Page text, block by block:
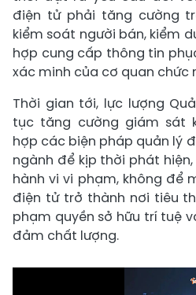
điện tử phải tăng cường
kiểm soát người bán, kiểm
hợp cung cấp thông tin
xác minh của cơ quan chức
Thời gian tới, lực lượng
tục tăng cường giám sát
hợp các biện pháp quản lý
ngành để kịp thời phát
hành vi vi phạm, không để
điện tử trở thành nơi tiêu
phạm quyền sở hữu trí tuệ
đảm chất lượng.